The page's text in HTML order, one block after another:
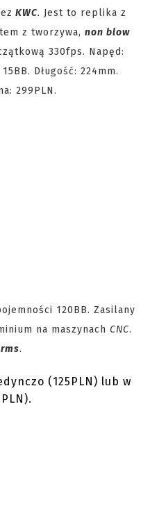
KWC. Jest to replika z
z tworzywa, non blow
330fps. Napęd:
Długość: 224mm.
299PLN.
120BB. Zasilany
na maszynach CNC.
.
(125PLN) lub w